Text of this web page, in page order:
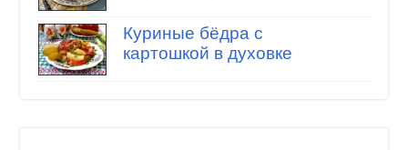
Куриные бёдра с
картошкой в духовке